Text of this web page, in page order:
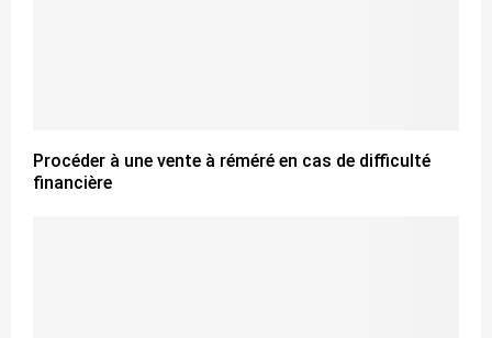
Procéder à une vente à réméré en cas de difficulté
financière